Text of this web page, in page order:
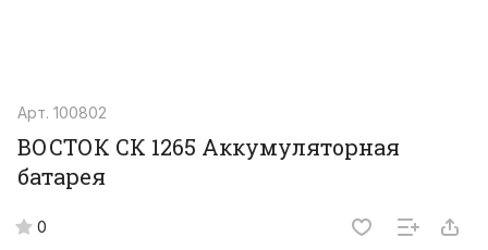
Арт. 100802
ВОСТОК СК 1265 Аккумуляторная
батарея
0